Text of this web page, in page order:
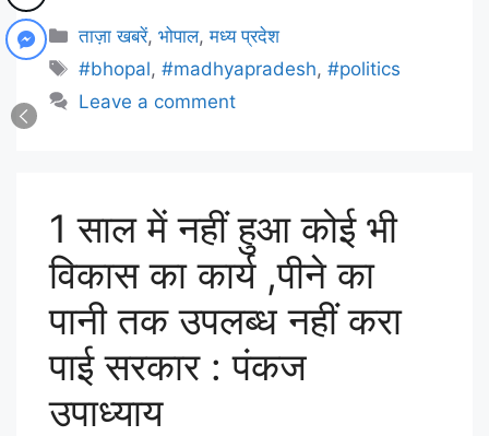
ताज़ा खबरें,भोपाल,मध्य प्रदेश
#bhopal,#madhyapradesh,#politics
Leave a comment
1 साल में नहीं हुआ कोई भी
विकास का कार्य ,पीने का
पानी तक उपलब्ध नहीं करा
पाई सरकार : पंकज
उपाध्याय